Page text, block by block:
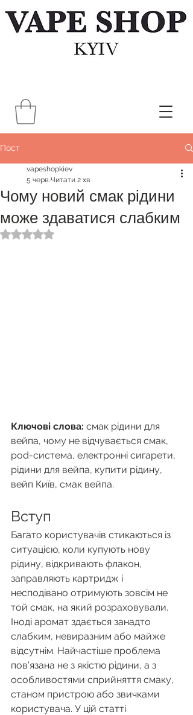
Пост
Чому новий смак рідини
може здаватися слабким
vapeshopkiev
5 черв. Читати 2 хв
Оцінка: NaN з 5 зірок.
Ключові слова: смак рідини для
вейпа, чому не відчувається смак,
pod-система, електронні сигарети,
рідини для вейпа, купити рідину,
вейп Київ, смак вейпа.
Вступ
Багато користувачів стикаються із
ситуацією, коли купують нову
рідину, відкривають флакон,
заправляють картридж і
несподівано отримують зовсім не
той смак, на який розраховували.
Іноді аромат здається занадто
слабким, невиразним або майже
відсутнім. Найчастіше проблема
пов’язана не з якістю рідини, а з
особливостями сприйняття смаку,
станом пристрою або звичками
користувача. У цій статті